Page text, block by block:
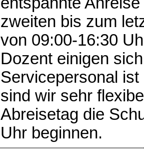
zweiten bis zum
von 09:00-16:30
Dozent einigen
Servicepersonal
sind wir sehr
Abreisetag die
Uhr beginnen.